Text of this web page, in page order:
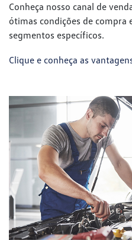
Conheça nosso canal de
ótimas condições de compra
segmentos específicos.
Clique e conheça as